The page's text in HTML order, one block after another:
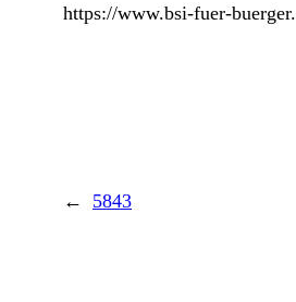
https://www.bsi-fuer-
← 5843